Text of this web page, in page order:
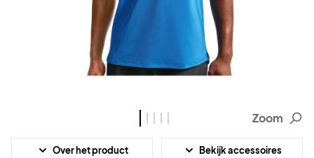
Zoom
Over het product Bekijk accessoires